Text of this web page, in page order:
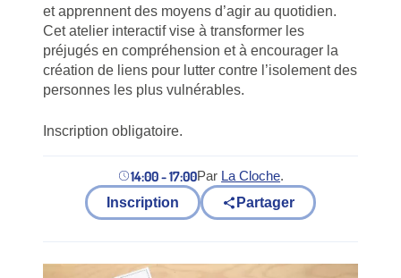
et apprennent des moyens d’agir au quotidien.
Cet atelier interactif vise à transformer les
préjugés en compréhension et à encourager la
création de liens pour lutter contre l’isolement des
personnes les plus vulnérables.
Inscription obligatoire.
14:00 - 17:00Par La Cloche
(nouvel onglet)
.
Inscription
Partager